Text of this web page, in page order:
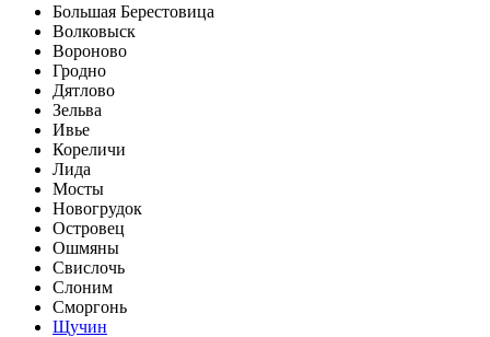
Большая Берестовица
Волковыск
Вороново
Гродно
Дятлово
Зельва
Ивье
Кореличи
Лида
Мосты
Новогрудок
Островец
Ошмяны
Свислочь
Слоним
Сморгонь
Щучин